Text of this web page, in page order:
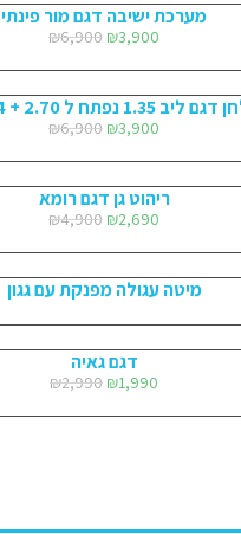
מערכת ישיבה דגם מור פינתי
₪6,900 ₪3,900
1.35 נפתח ל 2.70 + 4 כסאות
₪6,900 ₪3,900
ריהוט גן דגם רומא
₪4,900 ₪2,690
מיטה עגולה מפנקת עם גגון
דגם גאיה
₪2,990 ₪1,990